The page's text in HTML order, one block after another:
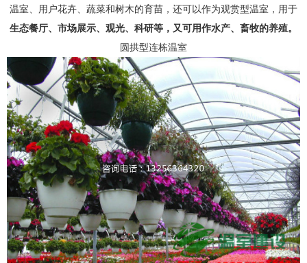
温室、用户花卉、蔬菜和树木的育苗，还可以作为观赏型温室，用于
生态餐厅、市场展示、观光、科研等，又可用作水产、畜牧的养殖。
圆拱型连栋温室